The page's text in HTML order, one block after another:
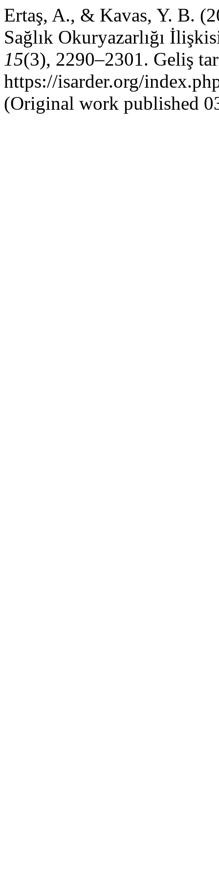
Ertaş, A., & Kavas, Y. B.
Sağlık Okuryazarlığı
15(3), 2290–2301. Geliş
https://isarder.org/
(Original work published